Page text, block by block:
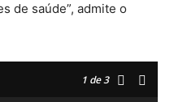
de saúde”, admite o
1 de 3